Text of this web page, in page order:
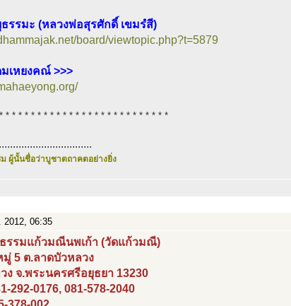
รรมะ (หลวงพ่อสุรศักดิ์ เขมรํสี)
board/viewtopic.php?t=5879
เหยงคณ์ >>>
* * * * * * * * * * * * * * * * * * * * * * * * * *
ผู้นั้นชื่อว่าบูชาตถาคตอย่างยิ่ง
2012, 06:35
รรมแก้วมณีนพเก้า (วัดแก้วมณี)
มู่ 5 ต.ลาดบัวหลวง
ง จ.พระนครศรีอยุธยา 13230
292-0176, 081-578-2040